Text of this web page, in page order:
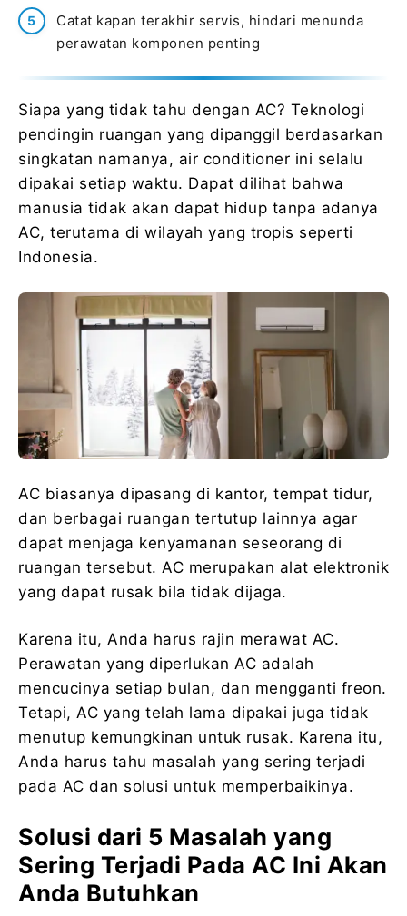
Catat kapan terakhir servis, hindari menunda
perawatan komponen penting
Siapa yang tidak tahu dengan AC? Teknologi
pendingin ruangan yang dipanggil berdasarkan
singkatan namanya, air conditioner ini selalu
dipakai setiap waktu. Dapat dilihat bahwa
manusia tidak akan dapat hidup tanpa adanya
AC, terutama di wilayah yang tropis seperti
Indonesia.
AC biasanya dipasang di kantor, tempat tidur,
dan berbagai ruangan tertutup lainnya agar
dapat menjaga kenyamanan seseorang di
ruangan tersebut. AC merupakan alat elektronik
yang dapat rusak bila tidak dijaga.
Karena itu, Anda harus rajin merawat AC.
Perawatan yang diperlukan AC adalah
mencucinya setiap bulan, dan mengganti freon.
Tetapi, AC yang telah lama dipakai juga tidak
menutup kemungkinan untuk rusak. Karena itu,
Anda harus tahu masalah yang sering terjadi
pada AC dan solusi untuk memperbaikinya.
Solusi dari 5 Masalah yang
Sering Terjadi Pada AC Ini Akan
Anda Butuhkan